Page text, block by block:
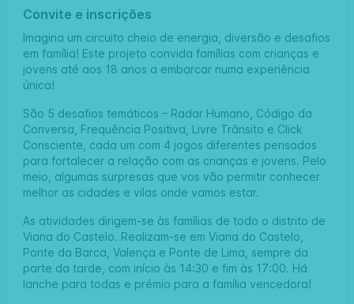
Convite e inscrições
Imagina um circuito cheio de energia, diversão e desafios
em família! Este projeto convida famílias com crianças e
jovens até aos 18 anos a embarcar numa experiência
única!
São 5 desafios temáticos – Radar Humano, Código da
Conversa, Frequência Positiva, Livre Trânsito e Click
Consciente, cada um com 4 jogos diferentes pensados
para fortalecer a relação com as crianças e jovens. Pelo
meio, algumas surpresas que vos vão permitir conhecer
melhor as cidades e vilas onde vamos estar.
As atividades dirigem-se às famílias de todo o distrito de
Viana do Castelo. Realizam-se em Viana do Castelo,
Ponte da Barca, Valença e Ponte de Lima, sempre da
parte da tarde, com início às 14:30 e fim às 17:00. Há
lanche para todas e prémio para a família vencedora!